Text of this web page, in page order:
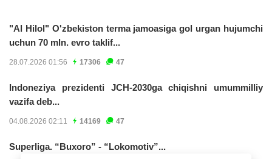
"Al Hilol" O'zbekiston terma jamoasiga gol urgan hujumchi
uchun 70 mln. evro taklif...
28.07.2026 01:56 17306 47
Indoneziya prezidenti JCH-2030ga chiqishni umummilliy
vazifa deb...
04.08.2026 02:11 14169 47
Superliga. “Buxoro” - “Lokomotiv”...